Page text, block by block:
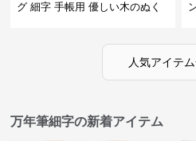
グ 細字 手帳用 優しい木のぬく
人気アイテ
万年筆細字の新着アイテム